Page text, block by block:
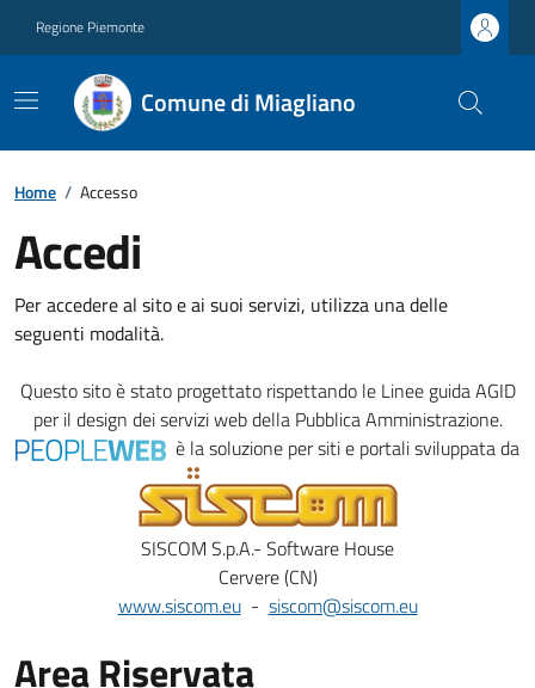
Regione Piemonte
Comune di Miagliano
Home / Accesso
Accedi
Per accedere al sito e ai suoi servizi, utilizza una delle
seguenti modalità.
Questo sito è stato progettato rispettando le Linee guida AGID
per il design dei servizi web della Pubblica Amministrazione.
è la soluzione per siti e portali sviluppata da
SISCOM S.p.A.- Software House
Cervere (CN)
www.siscom.eu- siscom@siscom.eu
Area Riservata